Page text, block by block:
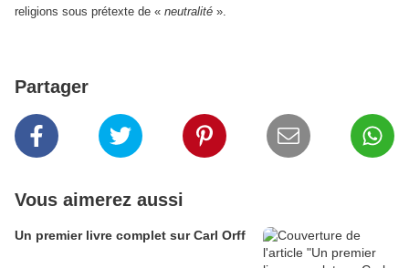
religions sous prétexte de « neutralité ».
Partager
Vous aimerez aussi
Un premier livre complet sur Carl Orff